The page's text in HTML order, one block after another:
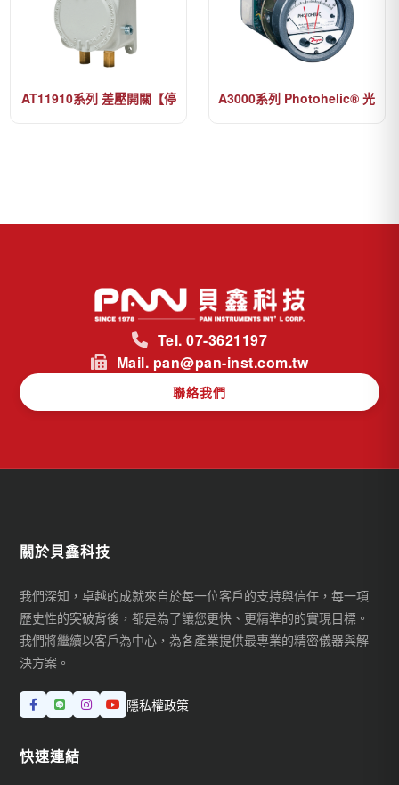
AT11910系列 差壓開關【停
A3000系列 Photohelic® 光
Tel. 07-3621197
Mail. pan@pan-inst.com.tw
聯絡我們
關於貝鑫科技
我們深知，卓越的成就來自於每一位客戶的支持與信任，每一項
歷史性的突破背後，都是為了讓您更快、更精準的的實現目標。
我們將繼續以客戶為中心，為各產業提供最專業的精密儀器與解
決方案。
隱私權政策
快速連結